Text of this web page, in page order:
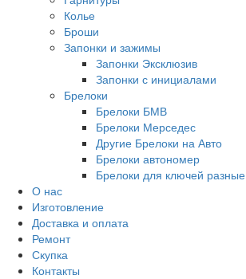
Колье
Броши
Запонки и зажимы
Запонки Эксклюзив
Запонки с инициалами
Брелоки
Брелоки БМВ
Брелоки Мерседес
Другие Брелоки на Авто
Брелоки автономер
Брелоки для ключей разные
О нас
Изготовление
Доставка и оплата
Ремонт
Скупка
Контакты